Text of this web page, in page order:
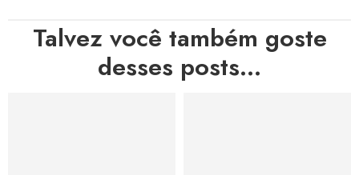
Talvez você também goste
desses posts...